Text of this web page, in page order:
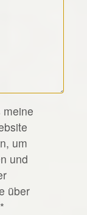
meine
um
und
über
*